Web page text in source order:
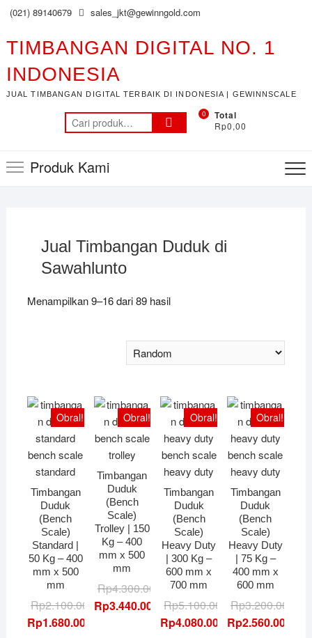
Skip
content
(021) 89140679 sales_jkt@gewinngold.com
TIMBANGAN DIGITAL NO. 1
INDONESIA
JUAL TIMBANGAN DIGITAL TERBAIK DI INDONESIA | GEWINNSCALE
Pencarian
untuk:
0 Total
Rp0,00
Produk Kami
Jual Timbangan Duduk di
Sawahlunto
Menampilkan 9–16 dari 89 hasil
Obral!
Timbangan
Duduk
(Bench
Scale)
Standard |
50 Kg – 400
mm x 500
mm
Rp2.100.000,00Harga
Rp1.680.000,00
Harga
Obral!
Timbangan
Duduk
(Bench
Scale)
Trolley | 150
Kg – 400
mm x 500
mm
Rp4.300.000,00Harga
aslinya
adalah:
Rp3.440.000,00
Harga
saat
ini
Obral!
Timbangan
Duduk
(Bench
Scale)
Heavy Duty
| 300 Kg –
600 mm x
700 mm
Rp5.100.000,00Harga
aslinya
Rp4.080.000,00
Harga
saat
Obral!
Timbangan
Duduk
(Bench
Scale)
Heavy Duty
| 75 Kg –
400 mm x
600 mm
Rp3.200.000,00
Rp2.560.000,00